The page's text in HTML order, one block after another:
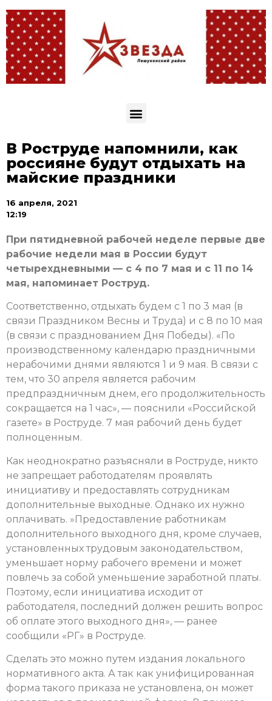
В Роструде напомнили, как
россияне будут отдыхать на
майские праздники
16 апреля, 2021
12:19
При пятидневной рабочей неделе первые две
рабочие недели мая в России будут
четырехдневными — с 4 по 7 мая и с 11 по 14
мая, напоминает Роструд.
Соответственно, отдыхать будем с 1 по 3 мая (в
связи Праздником Весны и Труда) и с 8 по 10 мая
(в связи с празднованием Дня Победы). «По
производственному календарю праздничными
нерабочими днями являются 1 и 9 мая. В связи с
тем, что 30 апреля является рабочим
предпраздничным днем, его продолжительность
сокращается на 1 час», — пояснили «Российской
газете» в Роструде. 7 мая рабочий день будет
полноценным.
Как неоднократно разъясняли в Роструде, никто
не запрещает работодателям проявлять
инициативу и предоставлять сотрудникам
дополнительные выходные. Однако их нужно
оплачивать. ​»Предоставлен­ие работникам
дополнительного выходного дня, кроме случаев,
установленных труд­овым законодательством,
уменьшает норму рабочего времени и может
повлечь за собой уменьшение заработ­ной платы.
Поэтому, если инициатива исхо­дит от
работодателя, последний должен ре­шить вопрос
об опл­ате этого выходного дня», — ранее
сообщили «РГ» в Роструде.
Сделать это можно путем издания лок­ального
нормативного акта. А так как уни­фицированная
форма такого приказа не уст­ановлена, он может